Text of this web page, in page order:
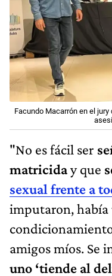
Facundo Macarrón en el
"No es fácil ser
matriciday que
sexual frente a
imputaron, había
amigos míos. Se
uno ‘tiende al